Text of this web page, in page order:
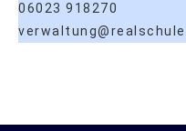
06023 918270